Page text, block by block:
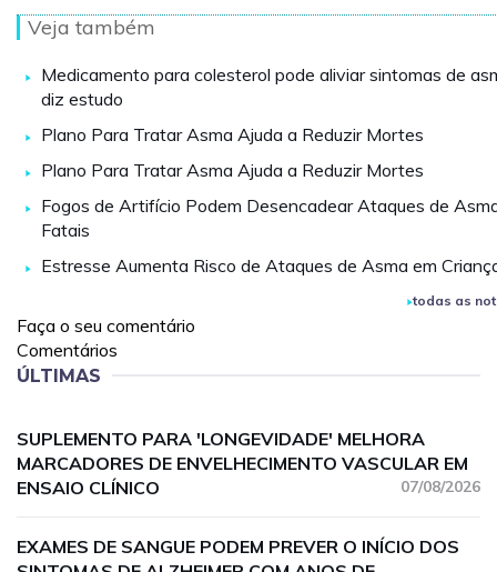
Veja também
Medicamento para colesterol pode aliviar sintomas de
diz estudo
Plano Para Tratar Asma Ajuda a Reduzir Mortes
Plano Para Tratar Asma Ajuda a Reduzir Mortes
Fogos de Artifício Podem Desencadear Ataques de
Fatais
Estresse Aumenta Risco de Ataques de Asma em
todas as
Faça o seu comentário
Comentários
ÚLTIMAS
SUPLEMENTO PARA 'LONGEVIDADE' MELHORA
MARCADORES DE ENVELHECIMENTO VASCULAR EM
ENSAIO CLÍNICO
07/08/2026
EXAMES DE SANGUE PODEM PREVER O INÍCIO DOS